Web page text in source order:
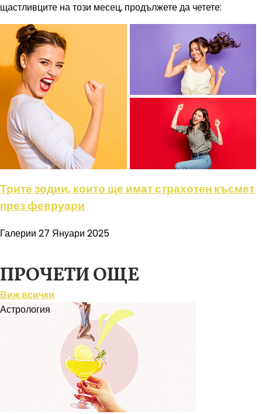
щастливците на този месец, продължете да четете:
Трите зодии, които ще имат страхотен късмет
през февруари
Галерии 27 Януари 2025
ПРОЧЕТИ ОЩЕ
Виж всички
Астрология